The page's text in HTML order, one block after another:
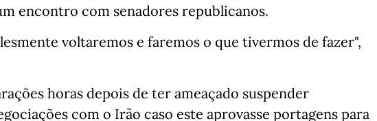
encontro com senadores republicanos.
voltaremos e faremos o que tivermos de fazer",
horas depois de ter ameaçado suspender
com o Irão caso este aprovasse portagens para